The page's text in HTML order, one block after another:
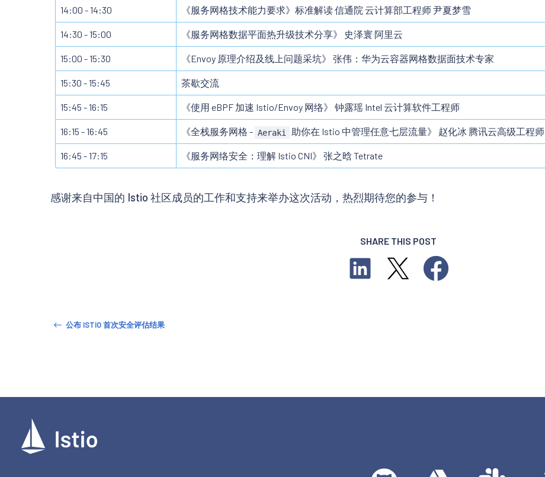
14:00 - 14:30 《服务网格技术能力要求》标准解读 信通院 云计算部工程师 尹夏梦雪
14:30 - 15:00 《服务网格数据平面热升级技术分享》 史泽寰 阿里云
15:00 - 15:30 《Envoy 原理介绍及线上问题采坑》 张伟：华为云容器网格数据面技术专家
15:30 - 15:45 茶歇交流
15:45 - 16:15 《使用 eBPF 加速 Istio/Envoy 网络》 钟露瑶 Intel 云计算软件工程师
16:15 - 16:45 《全栈服务网格 - Aeraki 助你在 Istio 中管理任意七层流量》 赵化冰 腾讯云高级工程师
16:45 - 17:15 《服务网络安全：理解 Istio CNI》 张之晗 Tetrate
感谢来自中国的 Istio 社区成员的工作和支持来举办这次活动，热烈期待您的参与！
SHARE THIS POST
公布 ISTIO 首次安全评估结果